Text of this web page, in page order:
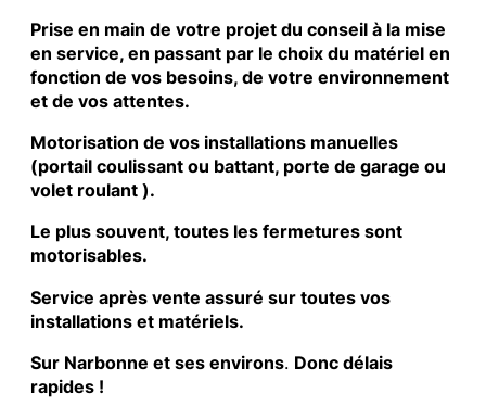
Prise en main de votre projet du conseil à la mise
en service, en passant par le choix du matériel en
fonction de vos besoins, de votre environnement
et de vos attentes.
Motorisation de vos installations manuelles
(portail coulissant ou battant, porte de garage ou
volet roulant ).
Le plus souvent, toutes les fermetures sont
motorisables.
Service après vente assuré sur toutes vos
installations et matériels.
Sur Narbonne et ses environs. Donc délais
rapides !